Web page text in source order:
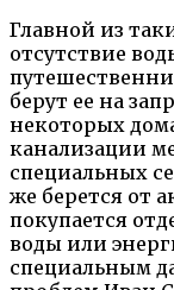
Главной из
отсутствие
берут ее на
некоторых
канализации
специальных
же берется от
покупается
воды или
специальным